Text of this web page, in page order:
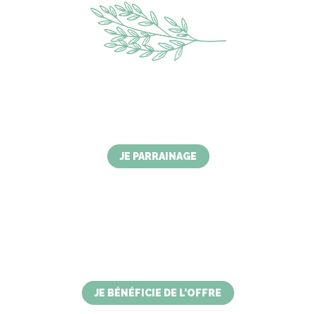
JE PARRAINAGE
JE BÉNÉFICIE DE L'OFFRE